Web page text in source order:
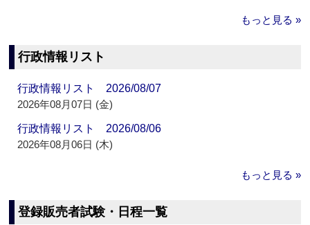
もっと見る »
行政情報リスト
行政情報リスト 2026/08/07
2026年08月07日 (金)
行政情報リスト 2026/08/06
2026年08月06日 (木)
もっと見る »
登録販売者試験・日程一覧